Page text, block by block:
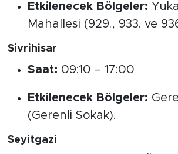
Etkilenecek Bölgeler:
Mahallesi (929., 933. ve
Sivrihisar
Saat: 09:10 – 17:00
Etkilenecek Bölgeler:
(Gerenli Sokak).
Seyitgazi